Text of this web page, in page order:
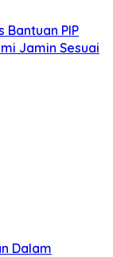
Bantuan PIP
Jamin Sesuai
Dalam